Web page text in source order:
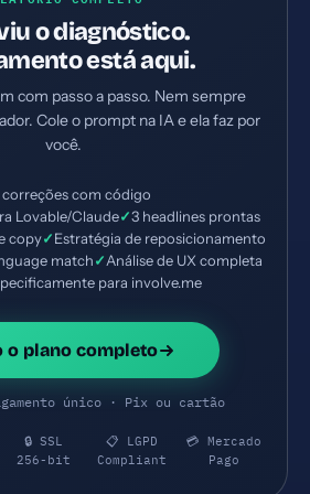
o diagnóstico.
está aqui.
com passo a passo. Nem sempre
Cole o prompt na IA e ela faz por
você.
correções com código
Lovable/Claude✓3 headlines prontas
copy✓Estratégia de reposicionamento
match✓Análise de UX completa
para involve.me
o plano completo
único · Pix ou cartão
🔒 SSL
256-bit
📋 LGPD
Compliant
💳 Mercado
Pago